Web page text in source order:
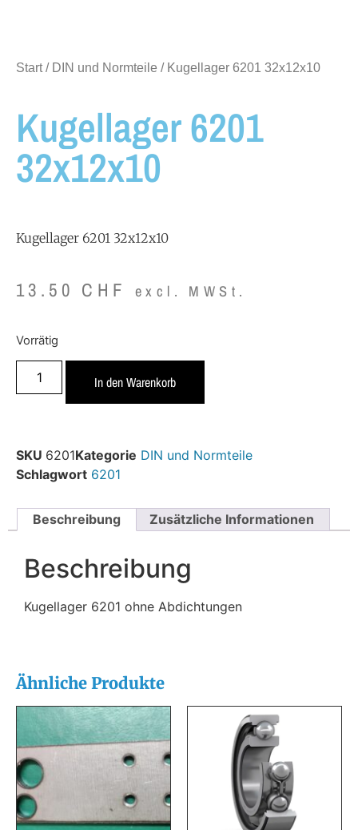
Start/ DIN und Normteile / Kugellager 6201 32x12x10
Kugellager 6201
32x12x10
Kugellager 6201 32x12x10
13.50 CHF excl. MWSt.
Vorrätig
In den Warenkorb
SKU 6201Kategorie DIN und Normteile
Schlagwort 6201
Beschreibung Zusätzliche Informationen
Beschreibung
Kugellager 6201 ohne Abdichtungen
Ähnliche Produkte